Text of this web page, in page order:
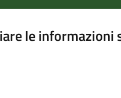
le informazioni